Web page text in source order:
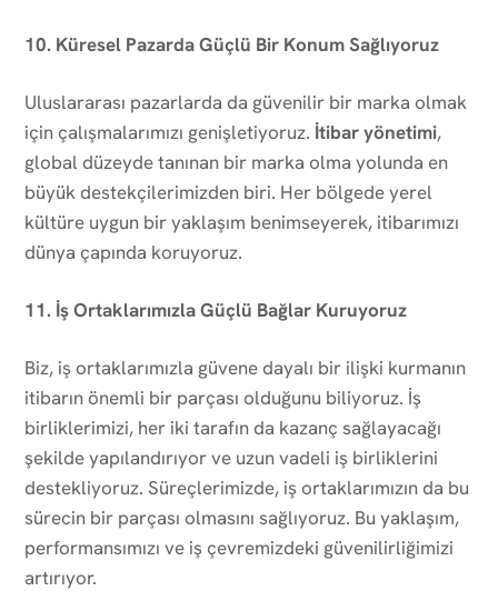
10. Küresel Pazarda Güçlü Bir Konum Sağlıyoruz
Uluslararası pazarlarda da güvenilir bir marka olmak
için çalışmalarımızı genişletiyoruz. İtibar yönetimi,
global düzeyde tanınan bir marka olma yolunda en
büyük destekçilerimizden biri. Her bölgede yerel
kültüre uygun bir yaklaşım benimseyerek, itibarımızı
dünya çapında koruyoruz.
11. İş Ortaklarımızla Güçlü Bağlar Kuruyoruz
Biz, iş ortaklarımızla güvene dayalı bir ilişki kurmanın
itibarın önemli bir parçası olduğunu biliyoruz. İş
birliklerimizi, her iki tarafın da kazanç sağlayacağı
şekilde yapılandırıyor ve uzun vadeli iş birliklerini
destekliyoruz. Süreçlerimizde, iş ortaklarımızın da bu
sürecin bir parçası olmasını sağlıyoruz. Bu yaklaşım,
performansımızı ve iş çevremizdeki güvenilirliğimizi
artırıyor.